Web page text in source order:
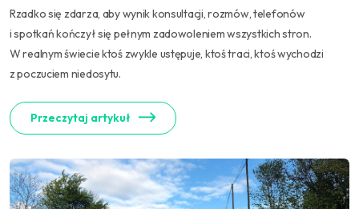
Rzadko się zdarza, aby wynik konsultacji, rozmów, telefonów
i spotkań kończył się pełnym zadowoleniem wszystkich stron.
W realnym świecie ktoś zwykle ustępuje, ktoś traci, ktoś wychodzi
z poczuciem niedosytu.
Przeczytaj artykuł